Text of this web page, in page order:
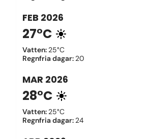
FEB 2026
27°C
Vatten: 25°C
Regnfria dagar: 20
MAR 2026
28°C
Vatten: 25°C
Regnfria dagar: 24